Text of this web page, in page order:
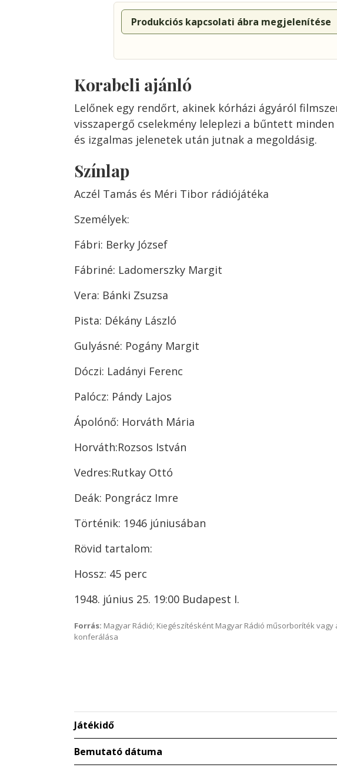
Produkciós kapcsolati ábra megjelenítése
Korabeli ajánló
Lelőnek egy rendőrt, akinek kórházi ágyáról
visszapergő cselekmény leleplezi a bűntett
és izgalmas jelenetek után jutnak a megoldásig.
Színlap
Aczél Tamás és Méri Tibor rádiójátéka
Személyek:
Fábri: Berky József
Fábriné: Ladomerszky Margit
Vera: Bánki Zsuzsa
Pista: Dékány László
Gulyásné: Pogány Margit
Dóczi: Ladányi Ferenc
Palócz: Pándy Lajos
Ápolónő: Horváth Mária
Horváth:Rozsos István
Vedres:Rutkay Ottó
Deák: Pongrácz Imre
Történik: 1946 júniusában
Rövid tartalom:
Hossz: 45 perc
1948. június 25. 19:00 Budapest I.
Forrás: Magyar Rádió; Kiegészítésként Magyar Rádió műsorboríték vagy
konferálása
Játékidő
Bemutató dátuma